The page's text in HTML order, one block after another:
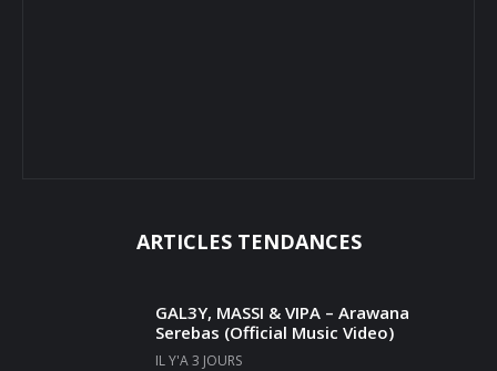
ARTICLES TENDANCES
GAL3Y, MASSI & VIPA – Arawana
Serebas (Official Music Video)
IL Y'A 3 JOURS